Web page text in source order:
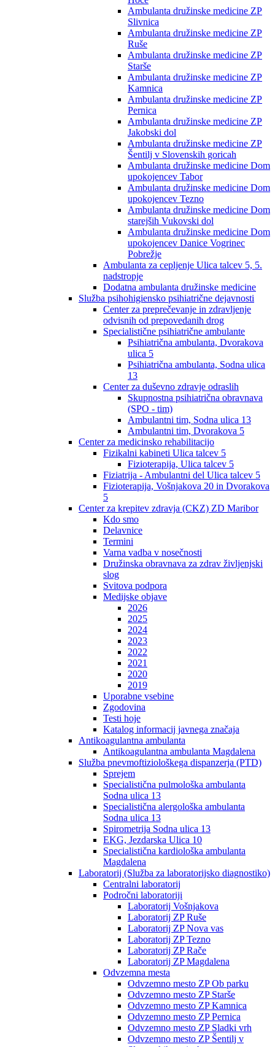
Ambulanta družinske medicine ZP
Slivnica
Ambulanta družinske medicine ZP
Ruše
Ambulanta družinske medicine ZP
Starše
Ambulanta družinske medicine ZP
Kamnica
Ambulanta družinske medicine ZP
Pernica
Ambulanta družinske medicine ZP
Jakobski dol
Ambulanta družinske medicine ZP
Šentilj v Slovenskih goricah
Ambulanta družinske medicine Dom
upokojencev Tabor
Ambulanta družinske medicine Dom
upokojencev Tezno
Ambulanta družinske medicine Dom
starejših Vukovski dol
Ambulanta družinske medicine Dom
upokojencev Danice Vogrinec
Pobrežje
Ambulanta za cepljenje Ulica talcev 5, 5.
nadstropje
Dodatna ambulanta družinske medicine
Služba psihohigiensko psihiatrične dejavnosti
Center za preprečevanje in zdravljenje
odvisnih od prepovedanih drog
Specialistične psihiatrične ambulante
Psihiatrična ambulanta, Dvorakova
ulica 5
Psihiatrična ambulanta, Sodna ulica
13
Center za duševno zdravje odraslih
Skupnostna psihiatrična obravnava
(SPO - tim)
Ambulantni tim, Sodna ulica 13
Ambulantni tim, Dvorakova 5
Center za medicinsko rehabilitacijo
Fizikalni kabineti Ulica talcev 5
Fizioterapija, Ulica talcev 5
Fiziatrija - Ambulantni del Ulica talcev 5
Fizioterapija, Vošnjakova 20 in Dvorakova
5
Center za krepitev zdravja (CKZ) ZD Maribor
Kdo smo
Delavnice
Termini
Varna vadba v nosečnosti
Družinska obravnava za zdrav življenjski
slog
Svitova podpora
Medijske objave
2026
2025
2024
2023
2022
2021
2020
2019
Uporabne vsebine
Zgodovina
Testi hoje
Katalog informacij javnega značaja
Antikoagulantna ambulanta
Antikoagulantna ambulanta Magdalena
Služba pnevmoftiziološkega dispanzerja (PTD)
Sprejem
Specialistična pulmološka ambulanta
Sodna ulica 13
Specialistična alergološka ambulanta
Sodna ulica 13
Spirometrija Sodna ulica 13
EKG, Jezdarska Ulica 10
Specialistična kardiološka ambulanta
Magdalena
Laboratorij (Služba za laboratorijsko diagnostiko)
Centralni laboratorij
Področni laboratoriji
Laboratorij Vošnjakova
Laboratorij ZP Ruše
Laboratorij ZP Nova vas
Laboratorij ZP Tezno
Laboratorij ZP Rače
Laboratorij ZP Magdalena
Odvzemna mesta
Odvzemno mesto ZP Ob parku
Odvzemno mesto ZP Starše
Odvzemno mesto ZP Kamnica
Odvzemno mesto ZP Pernica
Odvzemno mesto ZP Sladki vrh
Odvzemno mesto ZP Šentilj v